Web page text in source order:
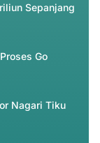
Sepanjang
Go
Nagari Tiku